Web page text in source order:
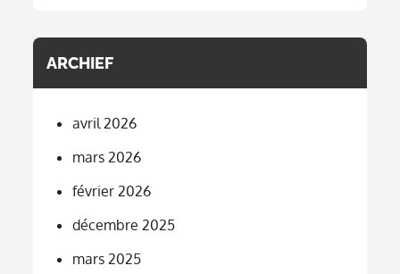
ARCHIEF
avril 2026
mars 2026
février 2026
décembre 2025
mars 2025